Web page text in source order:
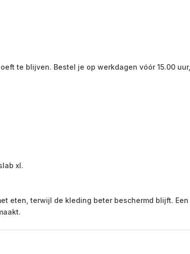
te blijven. Bestel je op werkdagen vóór 15.00 uur,
xl.
eten, terwijl de kleding beter beschermd blijft. Een